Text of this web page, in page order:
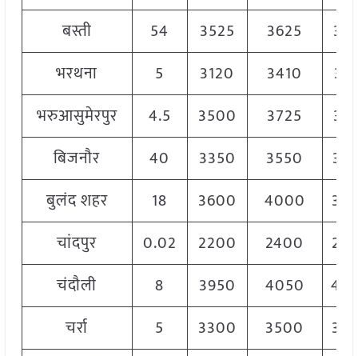
बस्ती
54 3525 3625
भरथना
5 3120 3410
भरुआसुमेरपुर
4.5 3500 3725
बिजनौर
40 3350 3550
बुलंद शहर
18 3600 4000
चांदपुर
0.02 2200 2400
चंदौली
8 3950 4050
चर्रा
5 3300 3500